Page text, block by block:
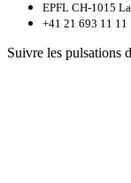
EPFL CH-1015
+41 21 693 11 11
Suivre les pulsations